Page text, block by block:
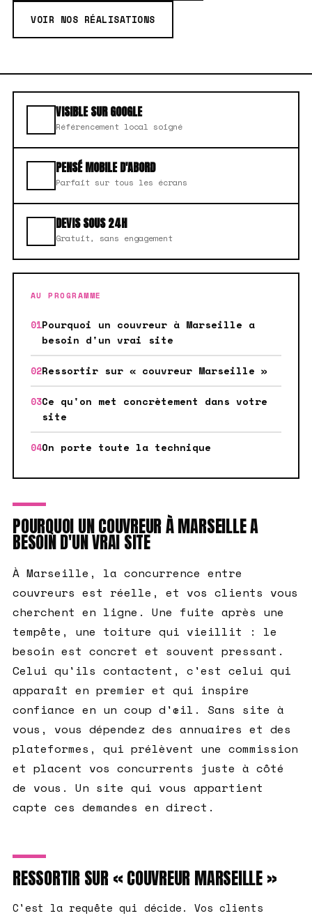
VOIR NOS RÉALISATIONS
VISIBLE SUR GOOGLE
Référencement local soigné
PENSÉ MOBILE D'ABORD
Parfait sur tous les écrans
DEVIS SOUS 24H
Gratuit, sans engagement
AU PROGRAMME
Pourquoi un couvreur à Marseille a
besoin d'un vrai site
Ressortir sur « couvreur Marseille »
Ce qu'on met concrètement dans votre
site
On porte toute la technique
POURQUOI UN COUVREUR À MARSEILLE A
BESOIN D'UN VRAI SITE
À Marseille, la concurrence entre
couvreurs est réelle, et vos clients vous
cherchent en ligne. Une fuite après une
tempête, une toiture qui vieillit : le
besoin est concret et souvent pressant.
Celui qu'ils contactent, c'est celui qui
apparaît en premier et qui inspire
confiance en un coup d'œil. Sans site à
vous, vous dépendez des annuaires et des
plateformes, qui prélèvent une commission
et placent vos concurrents juste à côté
de vous. Un site qui vous appartient
capte ces demandes en direct.
RESSORTIR SUR « COUVREUR MARSEILLE »
C'est la requête qui décide. Vos clients